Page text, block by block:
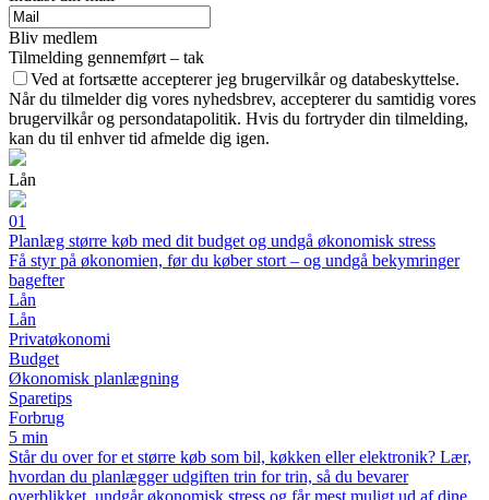
Bliv medlem
Tilmelding gennemført – tak
Ved at fortsætte accepterer jeg brugervilkår og databeskyttelse.
Når du tilmelder dig vores nyhedsbrev, accepterer du samtidig vores
brugervilkår og persondatapolitik. Hvis du fortryder din tilmelding,
kan du til enhver tid afmelde dig igen.
Lån
01
Planlæg større køb med dit budget og undgå økonomisk stress
Få styr på økonomien, før du køber stort – og undgå bekymringer
bagefter
Lån
Lån
Privatøkonomi
Budget
Økonomisk planlægning
Sparetips
Forbrug
5 min
Står du over for et større køb som bil, køkken eller elektronik? Lær,
hvordan du planlægger udgiften trin for trin, så du bevarer
overblikket, undgår økonomisk stress og får mest muligt ud af dine